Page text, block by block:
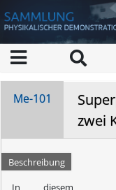
Me-101
zwei
Beschreibung
In diesem